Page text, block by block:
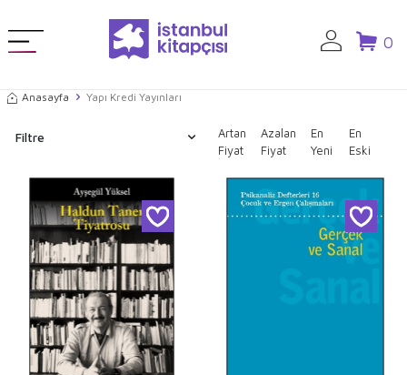
0
Anasayfa Yapı Kredi Yayınları
Filtre
Artan
Fiyat
Azalan
Fiyat
En
Yeni
En
Eski